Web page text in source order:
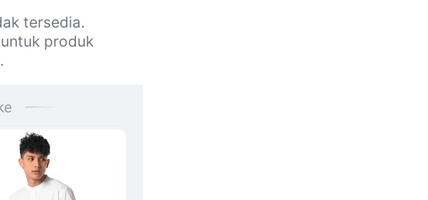
tersedia.
produk